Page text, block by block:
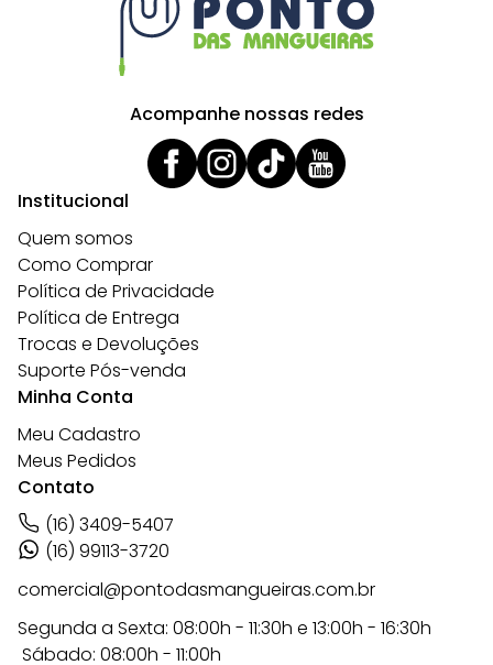
Acompanhe nossas redes
Institucional
Quem somos
Como Comprar
Política de Privacidade
Política de Entrega
Trocas e Devoluções
Suporte Pós-venda
Minha Conta
Meu Cadastro
Meus Pedidos
Contato
(16) 3409-5407
(16) 99113-3720
comercial@pontodasmangueiras.com.br
Segunda a Sexta: 08:00h - 11:30h e 13:00h - 16:30h
Sábado: 08:00h - 11:00h